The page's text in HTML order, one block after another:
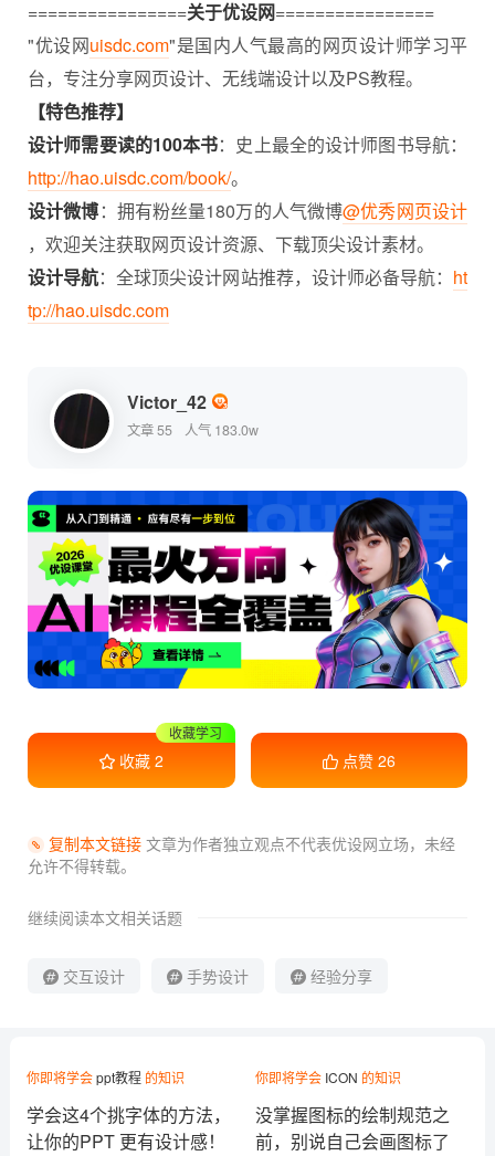
================关于优设网================
"优设网uisdc.com"是国内人气最高的网页设计师学习平
台，专注分享网页设计、无线端设计以及PS教程。
【特色推荐】
设计师需要读的100本书：史上最全的设计师图书导航：
http://hao.uisdc.com/book/。
设计微博：拥有粉丝量180万的人气微博@优秀网页设计
，欢迎关注获取网页设计资源、下载顶尖设计素材。
设计导航：全球顶尖设计网站推荐，设计师必备导航： ht
tp://hao.uisdc.com
Victor_42
文章 55 人气 183.0w
收藏 2
收藏学习
点赞 26
复制本文链接文章为作者独立观点不代表优设网立场， 未经
允许不得转载。
继续阅读本文相关话题
交互设计 手势设计 经验分享
你即将学会ppt教程的知识
学会这4个挑字体的方法，
让你的PPT 更有设计感！
你即将学会 ICON 的知识
没掌握图标的绘制规范之
前，别说自己会画图标了